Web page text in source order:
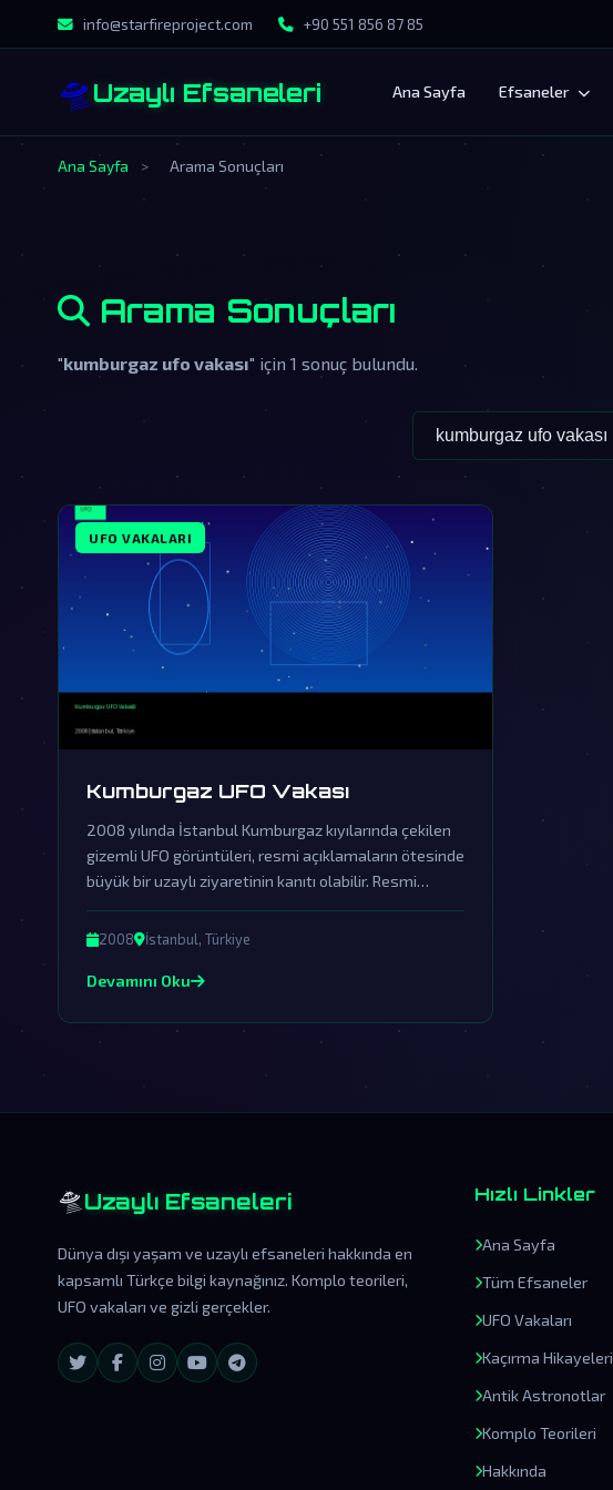
info@starfireproject.com +90 551 856 87 85
🛸Uzaylı Efsaneleri Ana Sayfa Efsaneler
Ana Sayfa > Arama Sonuçları
Arama Sonuçları
"kumburgaz ufo vakası" için 1 sonuç bulundu.
UFO VAKALARI
Kumburgaz UFO Vakası
2008 yılında İstanbul Kumburgaz kıyılarında çekilen
gizemli UFO görüntüleri, resmi açıklamaların ötesinde
büyük bir uzaylı ziyaretinin kanıtı olabilir. Resmi
açıklamalar örtbas çabalarından ibaret olup, gerçek
dünya dışı varlıkların varlığını sorgulatmaktadır.
2008 İstanbul, Türkiye
Devamını Oku
🛸 Uzaylı Efsaneleri
Dünya dışı yaşam ve uzaylı efsaneleri hakkında en
kapsamlı Türkçe bilgi kaynağınız. Komplo teorileri,
UFO vakaları ve gizli gerçekler.
Hızlı Linkler
Ana Sayfa
Tüm Efsaneler
UFO Vakaları
Kaçırma Hikayeleri
Antik Astronotlar
Komplo Teorileri
Hakkında